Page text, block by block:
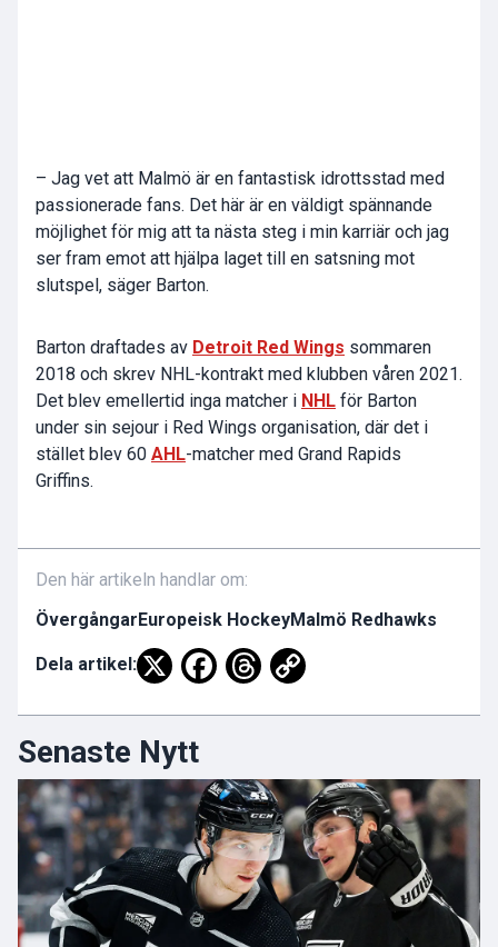
– Jag vet att Malmö är en fantastisk idrottsstad med
passionerade fans. Det här är en väldigt spännande
möjlighet för mig att ta nästa steg i min karriär och jag
ser fram emot att hjälpa laget till en satsning mot
slutspel, säger Barton.
Barton draftades av Detroit Red Wings sommaren
2018 och skrev NHL-kontrakt med klubben våren 2021.
Det blev emellertid inga matcher i NHL för Barton
under sin sejour i Red Wings organisation, där det i
stället blev 60 AHL-matcher med Grand Rapids
Griffins.
Den här artikeln handlar om:
Övergångar Europeisk HockeyMalmö Redhawks
Dela artikel:
Senaste Nytt